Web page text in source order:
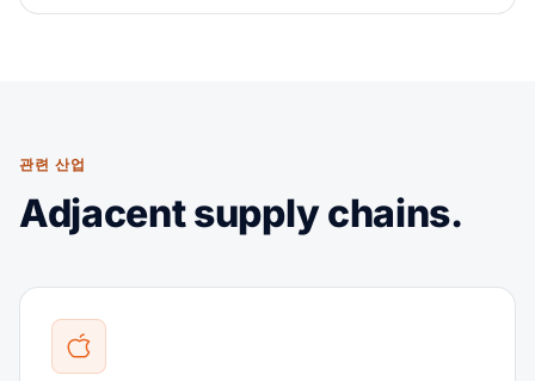
관련 산업
Adjacent supply chains.